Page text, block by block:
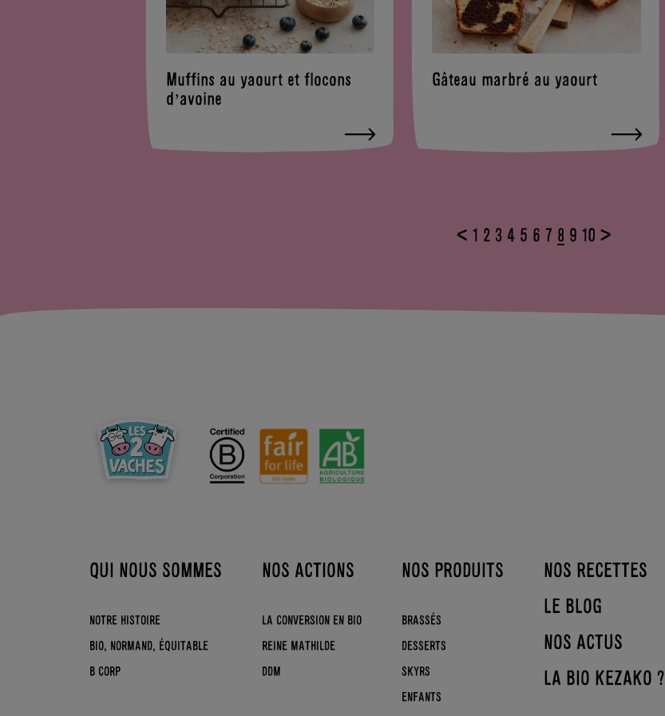
Muffins au yaourt et flocons
d’avoine
Gâteau marbré au yaourt
< 1 2 3 4 5 6 7 8 9 10 >
QUI NOUS SOMMES
NOTRE HISTOIRE
BIO, NORMAND, ÉQUITABLE
B CORP
NOS ACTIONS
LA CONVERSION EN BIO
REINE MATHILDE
DDM
NOS PRODUITS
BRASSÉS
DESSERTS
SKYRS
ENFANTS
NOS RECETTES
LE BLOG
NOS ACTUS
LA BIO KEZAKO ?